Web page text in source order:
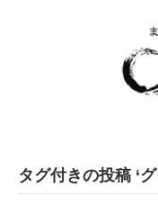
タグ付きの投稿 ‘